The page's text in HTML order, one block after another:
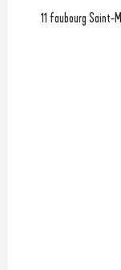
11 faubourg Saint-